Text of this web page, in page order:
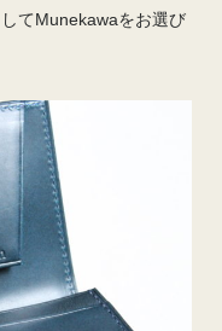
てMunekawaをお選び